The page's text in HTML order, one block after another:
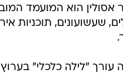
אסולין הוא המועמד
שעשועונים, תוכניות